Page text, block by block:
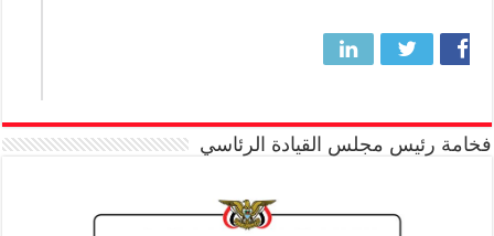
فخامة رئيس مجلس القيادة الرئاسي